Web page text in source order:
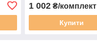
1 002₴/комплект
Купити